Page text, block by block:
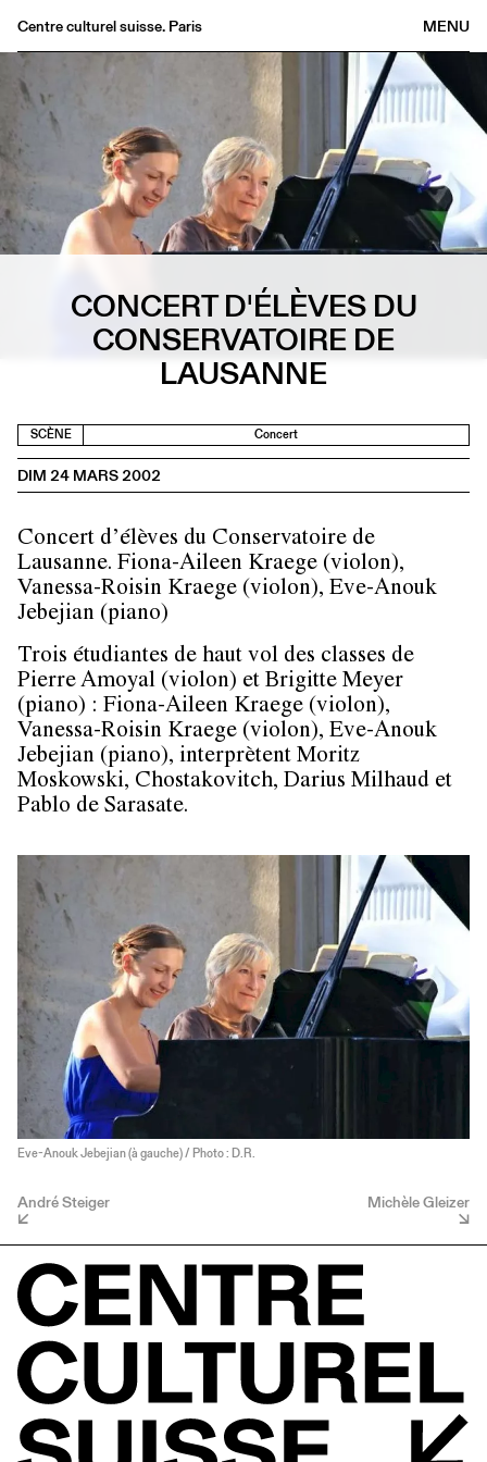
MENU
Centre culturel suisse. Paris
Agenda
Librairie
Archives
Médiathèque
Éditions
CONCERT D'ÉLÈVES DU
CONSERVATOIRE DE
LAUSANNE
SCÈNE Concert
DIM 24 MARS 2002
Concert d’élèves du Conservatoire de
Lausanne. Fiona-Aileen Kraege (violon),
Vanessa-Roisin Kraege (violon), Eve-Anouk
Jebejian (piano)
Trois étudiantes de haut vol des classes de
Pierre Amoyal (violon) et Brigitte Meyer
(piano) : Fiona-Aileen Kraege (violon),
Vanessa-Roisin Kraege (violon), Eve-Anouk
Jebejian (piano), interprètent Moritz
Moskowski, Chostakovitch, Darius Milhaud et
Pablo de Sarasate.
Eve-Anouk Jebejian (à gauche) / Photo : D.R.
André Steiger Michèle Gleizer